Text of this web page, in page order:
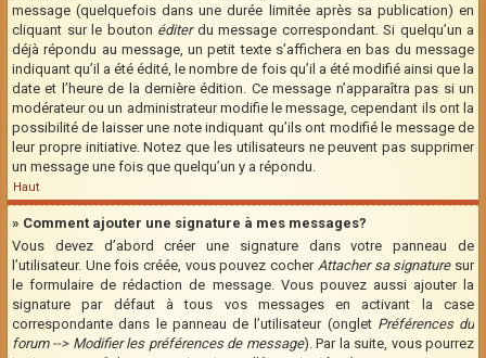
message (quelquefois dans une durée limitée après sa publication) en
cliquant sur le bouton éditerdu message correspondant. Si quelqu’un a
déjà répondu au message, un petit texte s’affichera en bas du message
indiquant qu’il a été édité, le nombre de fois qu’il a été modifié ainsi que la
date et l’heure de la dernière édition. Ce message n’apparaîtra pas si un
modérateur ou un administrateur modifie le message, cependant ils ont la
possibilité de laisser une note indiquant qu’ils ont modifié le message de
leur propre initiative. Notez que les utilisateurs ne peuvent pas supprimer
un message une fois que quelqu’un y a répondu.
Haut
» Comment ajouter une signature à mes messages?
Vous devez d’abord créer une signature dans votre panneau de
l’utilisateur. Une fois créée, vous pouvez cocher Attacher sa signaturesur
le formulaire de rédaction de message. Vous pouvez aussi ajouter la
signature par défaut à tous vos messages en activant la case
correspondante dans le panneau de l’utilisateur (onglet Préférences du
forum --> Modifier les préférences de message). Par la suite, vous pourrez